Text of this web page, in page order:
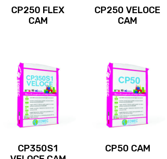
CP250 FLEX
CAM
CP250 VELOCE
CAM
CP350S1
CP50 CAM